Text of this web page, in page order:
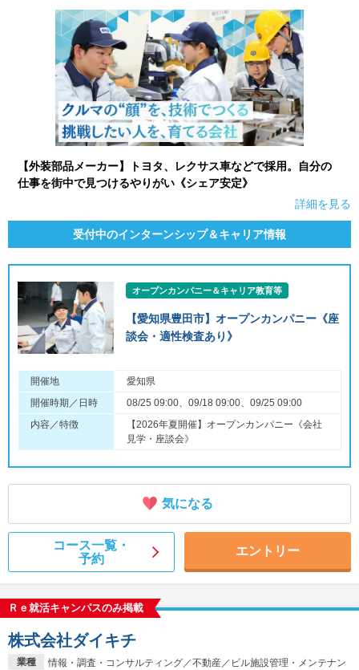
【外装部品メーカー】トヨタ、レクサス車などで採用。自分の
仕事を街中で見つけるやりがい《シェア安定》
詳細を見る
受付中のインターンシップ＆キャリア情報
オープンカンパニー＆キャリア教育等
【愛知県豊田市】オープンカンパニー《座
談会・適性検査あり》
開催地
愛知県
開催時期／日時
08/25 09:00、09/18 09:00、09/25 09:00
内容／特徴
【2026年夏開催】オープンカンパニー《会社
見学・座談会》
気になる
コース一覧・
予約
エントリー
Ｒｅ就活キャンパスのみ掲載
業種
情報・調査・コンサルティング／不動産／ビル施設管理・メンテナン
株式会社ダイキチ